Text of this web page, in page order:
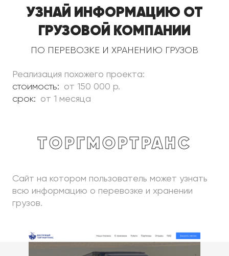
Узнай информацию от
грузовой компании
по перевозке и хранению грузов
Реализация похожего проекта:
стоимость:
от 150 000 р.
срок:
от 1 месяца
ТоргМорТранс
Сайт на котором пользователь может узнать
всю информацию о перевозке и хранении
грузов.